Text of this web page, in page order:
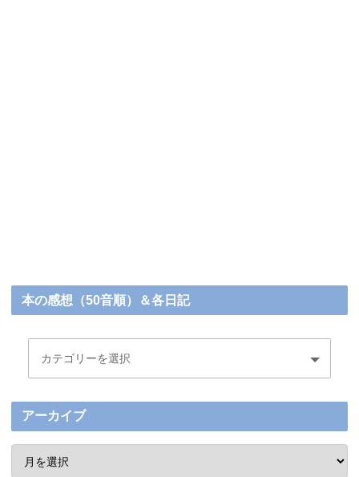
本の感想（50音順）＆各日記
アーカイブ